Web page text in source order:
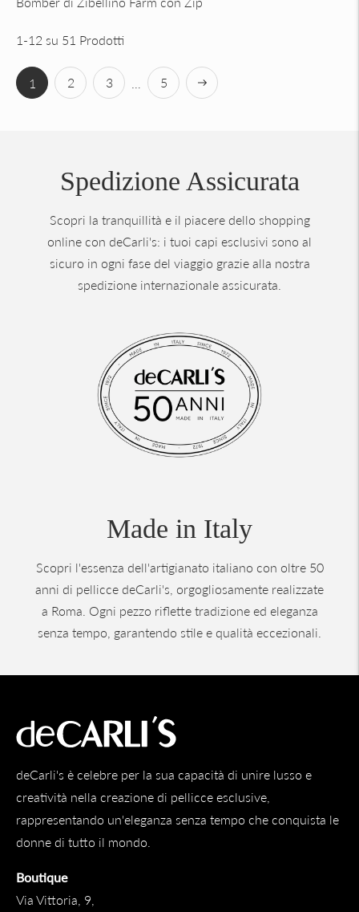
1 2 3 5 Successiva
1-12 su 51 Prodotti
Spedizione Assicurata
Scopri la tranquillità e il piacere dello shopping
online con deCarli's: i tuoi capi esclusivi sono al
sicuro in ogni fase del viaggio grazie alla nostra
spedizione internazionale assicurata.
Made in Italy
Scopri l'essenza dell'artigianato italiano con oltre 50
anni di pellicce deCarli's, orgogliosamente realizzate
a Roma. Ogni pezzo riflette tradizione ed eleganza
senza tempo, garantendo stile e qualità eccezionali.
deCarli's è celebre per la sua capacità di unire lusso e
creatività nella creazione di pellicce esclusive,
rappresentando un'eleganza senza tempo che conquista le
donne di tutto il mondo.
Boutique
Via Vittoria, 9,